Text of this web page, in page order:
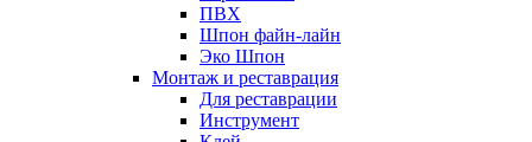
ПВХ
Шпон файн-лайн
Эко Шпон
Монтаж и реставрация
Для реставрации
Инструмент